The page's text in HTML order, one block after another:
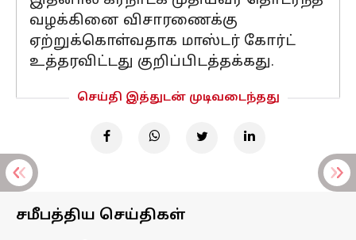
வழக்கினை விசாரணைக்கு
ஏற்றுக்கொள்வதாக மாஸ்டர் கோர்ட்
உத்தரவிட்டது குறிப்பிடத்தக்கது.
செய்தி இத்துடன் முடிவடைந்தது
சமீபத்திய செய்திகள்